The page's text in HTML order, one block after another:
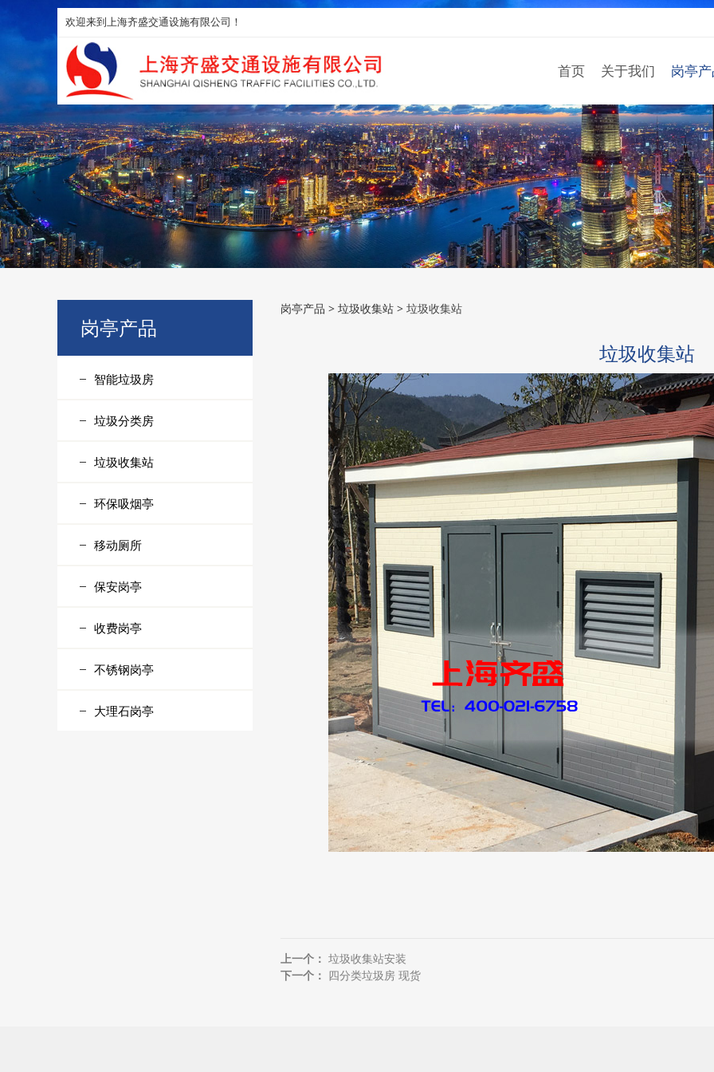
欢迎来到上海齐盛交通设施有限公司！
首页 关于我们 岗亭
岗亭产品
智能垃圾房
垃圾分类房
垃圾收集站
环保吸烟亭
移动厕所
保安岗亭
收费岗亭
不锈钢岗亭
大理石岗亭
垃圾收集站
岗亭产品 > 垃圾收集站 > 垃圾收集站
垃圾收集站
上一个： 垃圾收集站安装
下一个： 四分类垃圾房 现货